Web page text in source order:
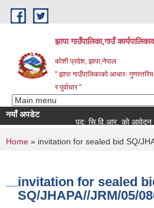
Skip to main content
झापा गाउँपालिका,गाउँ
कोशी प्रदेश, झापा,नेपाल
" झापा गाउँपालिकाको आधारः गुणस्तरिय
र पुर्वाधार "
नयाँ अपडेट
पद: सि.वि.आर. को आवेदन
You are here
Home » invitation for sealed bid SQ/
invitation for sealed
SQ/JHAPA//JRM/05/